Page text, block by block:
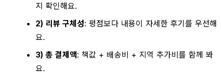
지 확인해요.
2) 리뷰 구체성: 평점보다 내용이 자세한 후기를 우선해
요.
3) 총 결제액: 책값 + 배송비 + 지역 추가비를 함께 봐
요.